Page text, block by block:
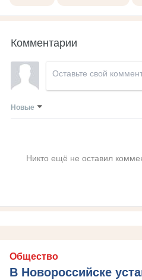
Комментарии
Новые
Никто ещё не оставил
Общество
В Новороссийске